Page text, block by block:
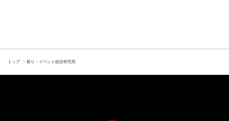
トップ 祭り・イベント総合研究所